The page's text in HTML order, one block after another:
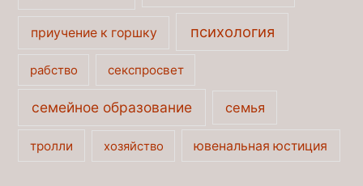
приучение к горшку психология
рабство секспросвет
семейное образование семья
тролли хозяйство ювенальная юстиция